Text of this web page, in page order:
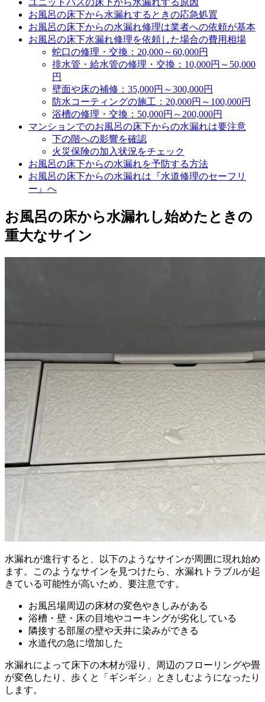
お風呂の床下から水漏れするときの応急処置
お風呂の床下からの水漏れ修理は業者への依頼が基本
お風呂の床下水漏れ修理を依頼した場合の費用相場
蛇口の修理・交換：20,000～60,000円
排水管・給水管の修理・交換：10,000円～50,000
円
壁面や床の補修：35,000円～300,000円
防水コーティングの施工：20,000円～100,000円
浴槽の修理・交換：50,000円～200,000円
マンションでのお風呂の床下からの水漏れは要注意
下の階への影響を確認
火災保険の加入状況をチェック
お風呂の床下からの水漏れを予防する方法
お風呂の床下からの水漏れは『水道修理のセーフリ
ー』へ
お風呂の床から水漏れし始めたときの
重大なサイン
水漏れが進行すると、以下のようなサインが周囲に現れ始め
ます。このようなサインを見つけたら、水漏れトラブルが起
きている可能性が高いため、要注意です。
お風呂場周辺の床材の変色やきしみがある
浴槽・壁・床の目地やコーキングが劣化している
隣接する部屋の壁や天井に染みができる
水道代の急に増加した
水漏れによって床下の木材が湿り、周辺のフローリングや畳
が変色したり、歩くと「ギシギシ」ときしむようになったり
します。